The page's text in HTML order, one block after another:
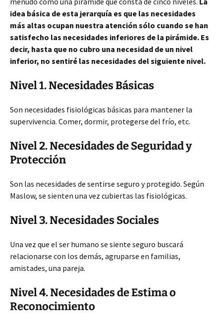
idea básica de esta jerarquía es que las necesidades
más altas ocupan nuestra atención sólo cuando se han
satisfecho las necesidades inferiores de la pirámide. Es
decir, hasta que no cubro una necesidad de un nivel
inferior, no sentiré las necesidades del siguiente nivel.
Nivel 1. Necesidades Básicas
Son necesidades fisiológicas básicas para mantener la
supervivencia. Comer, dormir, protegerse del frío, etc.
Nivel 2. Necesidades de Seguridad y
Protección
Son las necesidades de sentirse seguro y protegido. Según
Maslow, se sienten una vez cubiertas las fisiológicas.
Nivel 3. Necesidades Sociales
Una vez que el ser humano se siente seguro buscará
relacionarse con los demás, agruparse en familias,
amistades, una pareja.
Nivel 4. Necesidades de Estima o
Reconocimiento